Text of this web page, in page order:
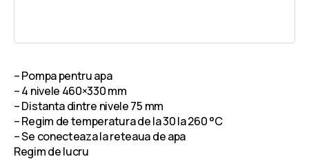
– Pompa pentru apa
– 4 nivele 460×330 mm
– Distanta dintre nivele 75 mm
– Regim de temperatura de la 30 la 260 °C
– Se conecteaza la reteaua de apa
Regim de lucru